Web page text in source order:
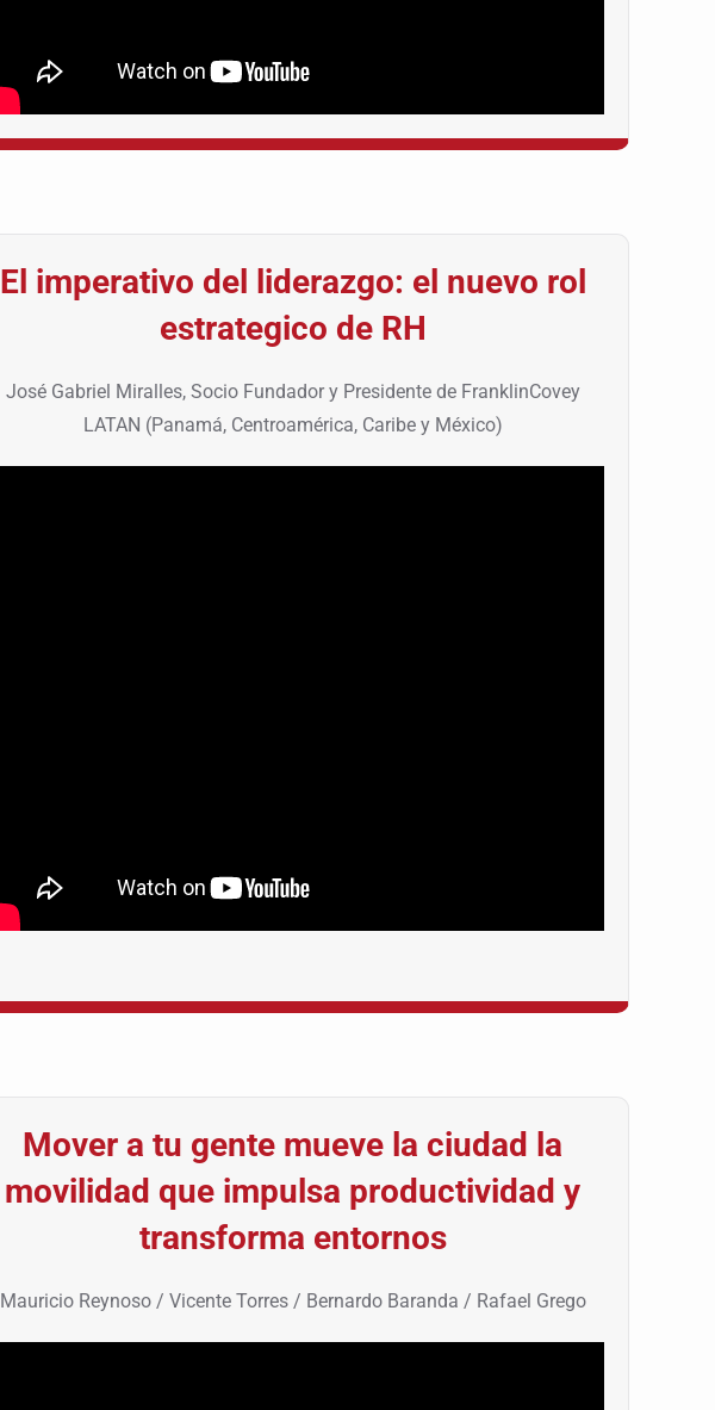
El imperativo del liderazgo: el nuevo rol
estrategico de RH
José Gabriel Miralles, Socio Fundador y Presidente de FranklinCovey
LATAN (Panamá, Centroamérica, Caribe y México)
Mover a tu gente mueve la ciudad la
movilidad que impulsa productividad y
transforma entornos
Mauricio Reynoso / Vicente Torres / Bernardo Baranda / Rafael Grego